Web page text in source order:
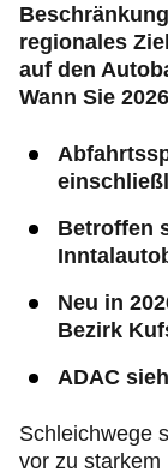
regionales
auf den
Wann Sie
Betroffen
Neu in
Bezirk
ADAC
Schleichwege
vor zu starkem